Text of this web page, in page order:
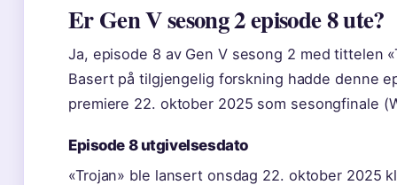
Er Gen V sesong 2 episode 8 ute?
Ja, episode 8 av Gen V sesong 2 med tittelen
Basert på tilgjengelig forskning hadde denne
premiere 22. oktober 2025 som sesongfinale
Episode 8 utgivelsesdato
«Trojan» ble lansert onsdag 22. oktober 2025